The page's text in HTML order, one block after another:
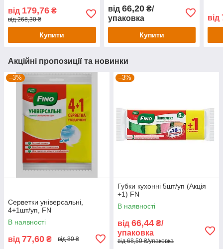
від 179,76 ₴
від 268,30 ₴
Купити
від 66,20₴/
упаковка
Купити
від
Акційні пропозиції та новинки
–3%
Серветки універсальні,
4+1шт/уп, FN
В наявності
від 77,60 ₴ від 80 ₴
–3%
Губки кухонні 5шт/уп (Акція
+1) FN
В наявності
від 66,44 ₴/
упаковка
від 68,50 ₴/упаковка